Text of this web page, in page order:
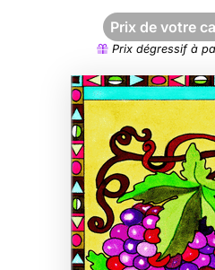
Prix de votre
Prix dégressif à